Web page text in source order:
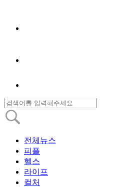
전체뉴스
피플
헬스
라이프
컬처